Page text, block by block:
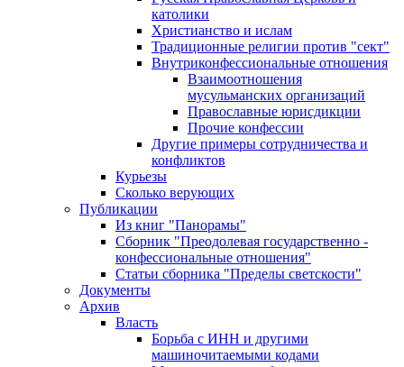
католики
Христианство и ислам
Традиционные религии против "сект"
Внутриконфессиональные отношения
Взаимоотношения
мусульманских организаций
Православные юрисдикции
Прочие конфессии
Другие примеры сотрудничества и
конфликтов
Курьезы
Сколько верующих
Публикации
Из книг "Панорамы"
Сборник "Преодолевая государственно -
конфессиональные отношения"
Статьи сборника "Пределы светскости"
Документы
Архив
Власть
Борьба с ИНН и другими
машиночитаемыми кодами